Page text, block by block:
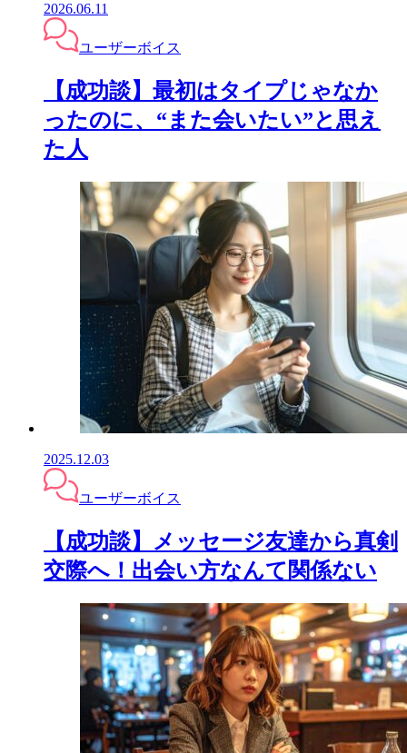
2026.06.11
ユーザーボイス
【成功談】最初はタイプじゃなか
ったのに、“また会いたい”と思え
た人
2025.12.03
ユーザーボイス
【成功談】メッセージ友達から真剣
交際へ！出会い方なんて関係ない